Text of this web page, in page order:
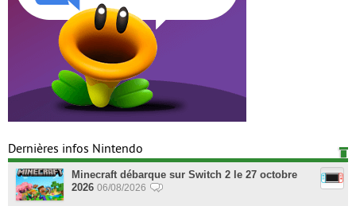
Dernières infos Nintendo
Minecraft débarque sur Switch 2 le 27 octobre
2026 06/08/2026